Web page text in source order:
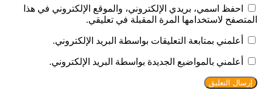
احفظ اسمي، بريدي الإلكتروني، والموقع الإلكتروني في هذا
المتصفح لاستخدامها المرة المقبلة في تعليقي.
أعلمني بمتابعة التعليقات بواسطة البريد الإلكتروني.
أعلمني بالمواضيع الجديدة بواسطة البريد الإلكتروني.